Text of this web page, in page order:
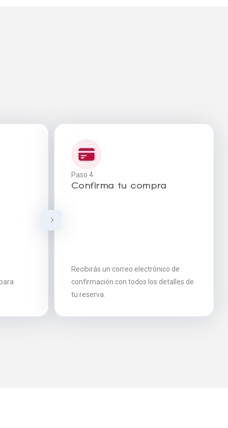
Paso 4
Confirma tu compra
Recibirás un correo electrónico de
confirmación con todos los detalles de
tu reserva.